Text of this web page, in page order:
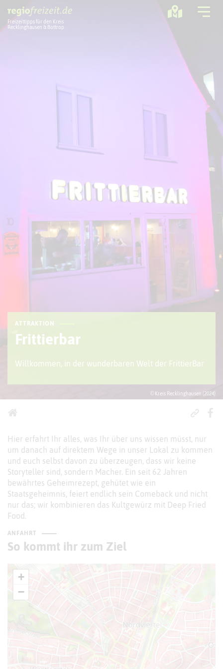
Freizeittipps für den Kreis
Recklinghausen & Bottrop
Aktuelles
© Kreis Recklinghausen (2024)
ATTRAKTION
Frittierbar
Willkommen, in der wunderbaren Welt der FrittierBar
Hier erfahrt Ihr alles, was Ihr über uns wissen müsst, nur
um danach auf direktem Wege in unser Lokal zu kommen
und euch selbst davon zu überzeugen, dass wir keine
Storyteller sind, sondern Macher. Ein seit 62 Jahren
bewährtes Geheimrezept, gehütet wie ein
Staatsgeheimnis, feiert endlich sein Comeback und nicht
nur das; wir kombinieren das Kultgewürz mit Deep Fried
Food.
ANFAHRT
So kommt ihr zum Ziel
+
−